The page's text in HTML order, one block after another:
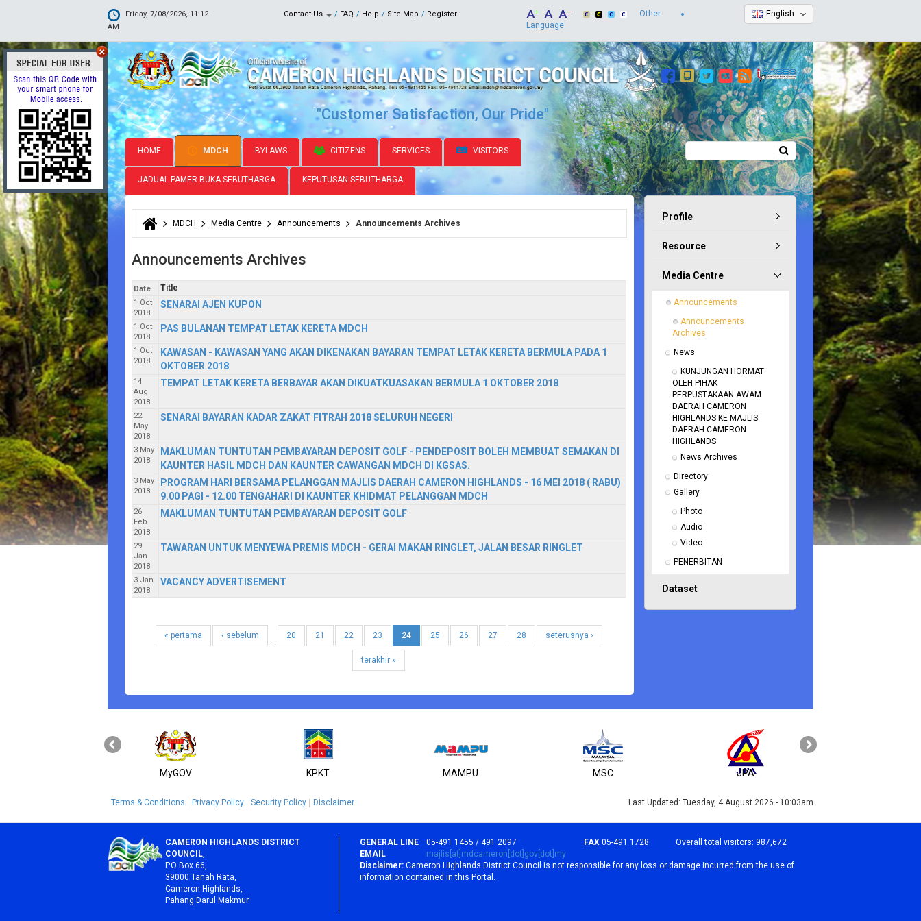
Friday, 7/08/2026, 11:12
AM
Contact Us FAQ Help Site Map Register English
Other
Language
"Customer Satisfaction, Our Pride"
HOME MDCH BYLAWS CITIZENS SERVICES VISITORS
JADUAL PAMER BUKA SEBUTHARGA KEPUTUSAN SEBUTHARGA
Search form
You are here
MDCH Media Centre Announcements Announcements Archives
Announcements Archives
Date Title
1 Oct
2018
SENARAI AJEN KUPON
1 Oct
2018
PAS BULANAN TEMPAT LETAK KERETA MDCH
1 Oct
2018
KAWASAN - KAWASAN YANG AKAN DIKENAKAN BAYARAN TEMPAT LETAK KERETA BERMULA PADA 1
OKTOBER 2018
14
Aug
2018
TEMPAT LETAK KERETA BERBAYAR AKAN DIKUATKUASAKAN BERMULA 1 OKTOBER 2018
22
May
2018
SENARAI BAYARAN KADAR ZAKAT FITRAH 2018 SELURUH NEGERI
3 May
2018
MAKLUMAN TUNTUTAN PEMBAYARAN DEPOSIT GOLF - PENDEPOSIT BOLEH MEMBUAT SEMAKAN DI
KAUNTER HASIL MDCH DAN KAUNTER CAWANGAN MDCH DI KGSAS.
3 May
2018
PROGRAM HARI BERSAMA PELANGGAN MAJLIS DAERAH CAMERON HIGHLANDS - 16 MEI 2018 ( RABU)
9.00 PAGI - 12.00 TENGAHARI DI KAUNTER KHIDMAT PELANGGAN MDCH
26
Feb
2018
MAKLUMAN TUNTUTAN PEMBAYARAN DEPOSIT GOLF
29
Jan
2018
TAWARAN UNTUK MENYEWA PREMIS MDCH - GERAI MAKAN RINGLET, JALAN BESAR RINGLET
3 Jan
2018
VACANCY ADVERTISEMENT
« pertama
‹ sebelum
…
20 21 22 23 24 25 26 27 28 seterusnya ›
terakhir »
Profile
Resource
Media Centre
Announcements
Announcements
Archives
News
KUNJUNGAN HORMAT
OLEH PIHAK
PERPUSTAKAAN AWAM
DAERAH CAMERON
HIGHLANDS KE MAJLIS
DAERAH CAMERON
HIGHLANDS
News Archives
Directory
Gallery
Photo
Audio
Video
PENERBITAN
Dataset
MyGOV KPKT MAMPU MSC JPA
Terms & Conditions Privacy Policy Security Policy Disclaimer Last Updated: Tuesday, 4 August 2026 - 10:03am
CAMERON HIGHLANDS DISTRICT
COUNCIL,
P.O Box 66,
39000 Tanah Rata,
Cameron Highlands,
Pahang Darul Makmur
GENERAL LINE 05-491 1455 / 491 2097 FAX 05-491 1728
EMAIL
majlis[at]mdcameron[dot]gov[dot]my
Overall total visitors: 987,672
Disclaimer: Cameron Highlands District Council is not responsible for any loss or damage incurred from the use of
information contained in this Portal.